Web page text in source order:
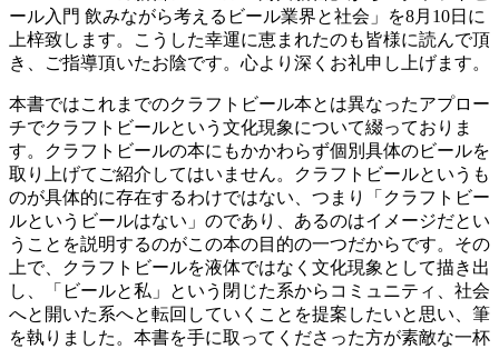
ール入門 飲みながら考えるビール業界と社会」を8月10日に
上梓致します。こうした幸運に恵まれたのも皆様に読んで頂
き、ご指導頂いたお陰です。心より深くお礼申し上げます。
本書ではこれまでのクラフトビール本とは異なったアプロー
チでクラフトビールという文化現象について綴っておりま
す。クラフトビールの本にもかかわらず個別具体のビールを
取り上げてご紹介してはいません。クラフトビールというも
のが具体的に存在するわけではない、つまり「クラフトビー
ルというビールはない」のであり、あるのはイメージだとい
うことを説明するのがこの本の目的の一つだからです。その
上で、クラフトビールを液体ではなく文化現象として描き出
し、「ビールと私」という閉じた系からコミュニティ、社会
へと開いた系へと転回していくことを提案したいと思い、筆
を執りました。本書を手に取ってくださった方が素敵な一杯